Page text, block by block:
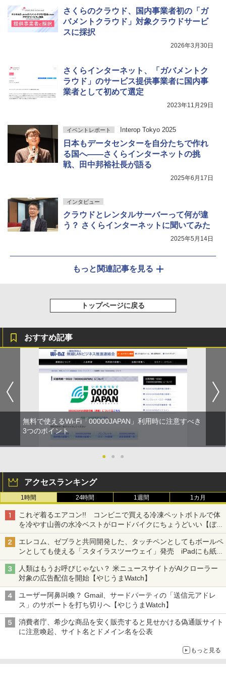
さくらのクラウド、国内事業者初の「ガ
バメントクラウド」対象クラウドサービ
スに採択
2026年3月30日
さくらインターネット、「ガバメントク
ラウド」のサービス提供事業者に国内事
業者として初めて選定
2023年11月29日
イベントレポート Interop Tokyo 2025
日本もデータセンターを自分たちで作れ
る国へ――さくらインターネットの挑
戦、田中邦裕社長が語る
2025年6月17日
インタビュー
クラウドとレンタルサーバーって何が違
う？ さくらインターネットに聞いてみた
2025年5月14日
もっと関連記事を見る
トップページに戻る
おすすめ記事
無料で使えるWi-Fi「00000JAPAN」利用時に注意すべき
3つのポイント
● ● ●
アクセスランキング
1時間 24時間 1週間 1カ月
これぞ着るエアコン!! コンビニで買える冷凍ペットボトルで体
を冷やす山善の水冷ベストがロードバイクにちょうどいい【ぼっ
ち・ざ・ろーど！その14】【空いた時間でなにしてる？】
エレコム、ゼブラと共同開発した、タッチペンとしてもボールペ
ンとしても使える「スタイラスツーウェイ」発売 iPadにも紙に
も、持ち替えずに書き込める
人類はもうお呼びじゃない？ 米ニュースサイトがAIクローラー
対象の広告配信を開始【やじうまWatch】
ユーザー阿鼻叫喚？ Gmail、サードパーティの「送信元アドレ
ス」のサポートを打ち切りへ【やじうまWatch】
消費者庁、希少な商品を安く販売すると見せかける偽通販サイト
に注意喚起、サイト名とドメイン名を公表
もっと見る